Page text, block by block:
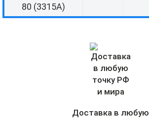
80 (3315А)
Доставка в любую